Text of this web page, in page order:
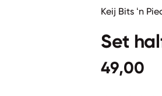
Keij Bits ‘n
Set
Normale
49,00